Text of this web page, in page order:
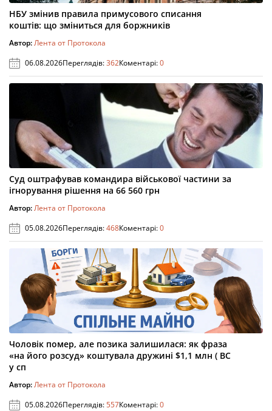
НБУ змінив правила примусового списання
коштів: що зміниться для боржників
Автор:Лента от Протокола
06.08.2026Переглядів:362Коментарі:0
Суд оштрафував командира військової частини за
ігнорування рішення на 66 560 грн
Автор:Лента от Протокола
05.08.2026Переглядів:468Коментарі:0
Чоловік помер, але позика залишилася: як фраза
«на його розсуд» коштувала дружині $1,1 млн ( ВС
у сп
Автор:Лента от Протокола
05.08.2026Переглядів:557Коментарі:0